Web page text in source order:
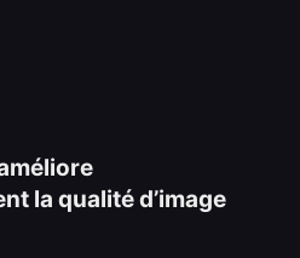
la qualité d’image